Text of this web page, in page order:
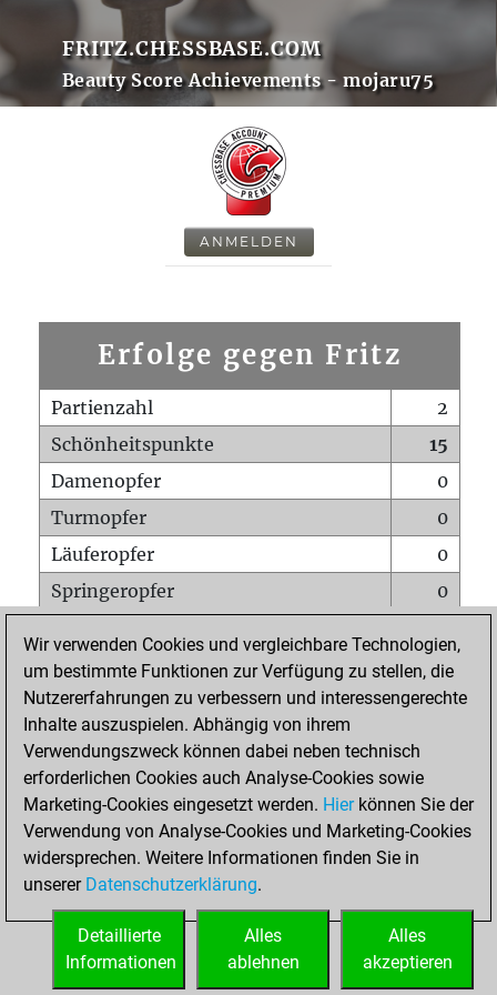
FRITZ.CHESSBASE.COM
Beauty Score Achievements - mojaru75
ANMELDEN
Erfolge gegen Fritz
Partienzahl
2
Schönheitspunkte
15
Damenopfer
0
Turmopfer
0
Läuferopfer
0
Springeropfer
0
Matt auf vollem Brett
0
Bauer setzt Matt
0
Erstickte Matts
Unterverwandlungen
Türme auf der siebten
0
STARTSEITE
Wir verwenden Cookies und vergleichbare Technologien,
um bestimmte Funktionen zur Verfügung zu stellen, die
Nutzererfahrungen zu verbessern und interessengerechte
Inhalte auszuspielen. Abhängig von ihrem
Verwendungszweck können dabei neben technisch
erforderlichen Cookies auch Analyse-Cookies sowie
Marketing-Cookies eingesetzt werden. Hierkönnen Sie der
Verwendung von Analyse-Cookies und Marketing-Cookies
widersprechen. Weitere Informationen finden Sie in
unserer Datenschutzerklärung.
Alles
akzeptieren
Alles
ablehnen
Detaillierte
Informationen